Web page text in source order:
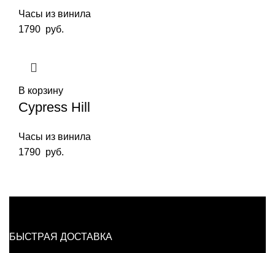
Часы из винила
1790 руб.
В корзину
Cypress Hill
Часы из винила
1790 руб.
БЫСТРАЯ ДОСТАВКА